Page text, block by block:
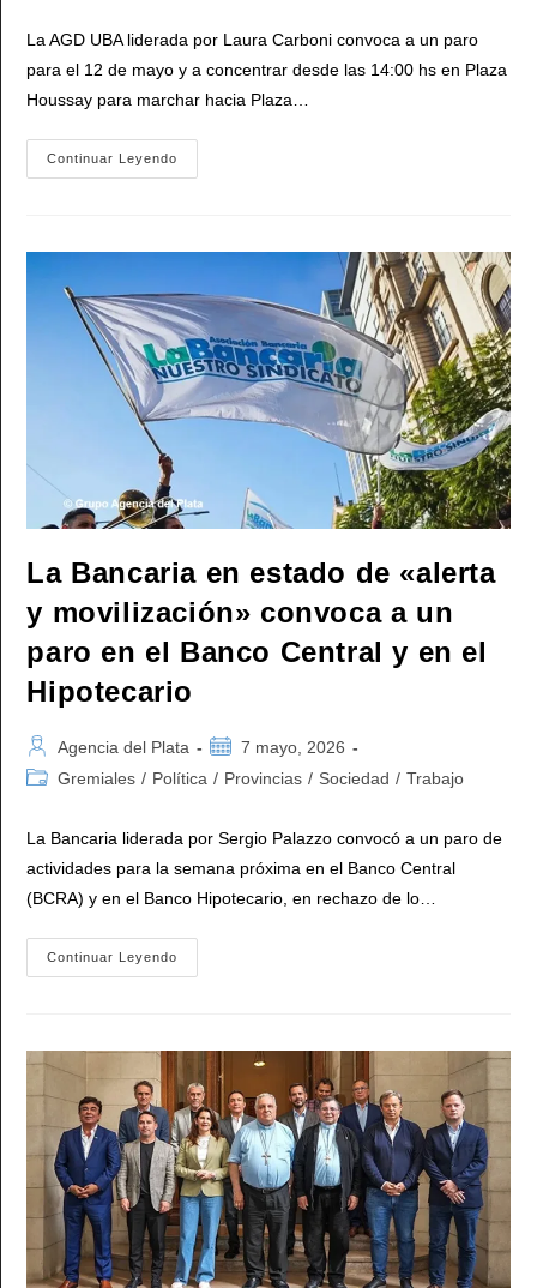
La AGD UBA liderada por Laura Carboni convoca a un paro
para el 12 de mayo y a concentrar desde las 14:00 hs en Plaza
Houssay para marchar hacia Plaza…
Continuar Leyendo
Docencia
AGD
UBA
Prepara
Una
Masiva
Marcha
Federal
A
La Bancaria en estado de «alerta
y movilización» convoca a un
paro en el Banco Central y en el
Hipotecario
Autor
de
Agencia del Plata
Publicación
de
7 mayo, 2026
Categoría
Gremiales / Política / Provincias / Sociedad / Trabajo
La Bancaria liderada por Sergio Palazzo convocó a un paro de
actividades para la semana próxima en el Banco Central
(BCRA) y en el Banco Hipotecario, en rechazo de lo…
Continuar Leyendo
Bancaria
Movilización»
Convoca
A
Un
Paro
En
El
Banco
Central
Y
En
El
Hipotecario